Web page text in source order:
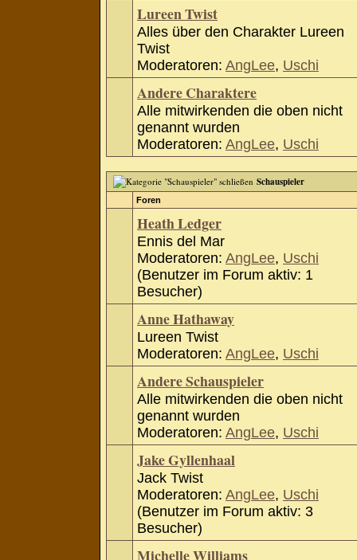
Lureen Twist
Alles über den Charakter Lureen
Twist
Moderatoren: AngLee, Uschi
Andere Charaktere
Alle mitwirkenden die oben nicht
genannt wurden
Moderatoren: AngLee, Uschi
Schauspieler
Foren
Heath Ledger
Ennis del Mar
Moderatoren: AngLee, Uschi
(Benutzer im Forum aktiv: 1
Besucher)
Anne Hathaway
Lureen Twist
Moderatoren: AngLee, Uschi
Andere Schauspieler
Alle mitwirkenden die oben nicht
genannt wurden
Moderatoren: AngLee, Uschi
Jake Gyllenhaal
Jack Twist
Moderatoren: AngLee, Uschi
(Benutzer im Forum aktiv: 3
Besucher)
Michelle Williams